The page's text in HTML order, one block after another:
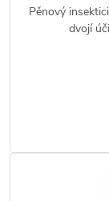
Pěnový
dvojí